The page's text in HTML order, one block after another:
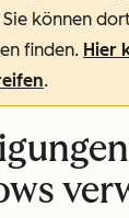
Sie können
finden. Hier
.